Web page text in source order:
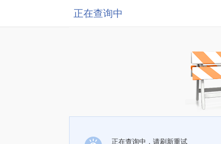
正在查询中
正在查询中，请刷新重试